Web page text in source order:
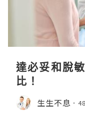
達必妥和脫
比！
生生不息